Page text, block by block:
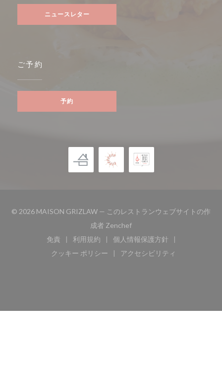
ニュースレター
ご予約
予約
© 2026 MAISON GRIZLAW — このレストランウェブサイトの作
成者 Zenchef((新しいウィンドウで開きま
免責
((新しいウィンドウで開きます))
利用規約
((新しいウィンドウで開きます))
個人情報保護方針
((新しいウィンドウで開
クッキー ポリシー
((新しいウィンドウで開きます))
アクセシビリティ
((新しいウィンドウで